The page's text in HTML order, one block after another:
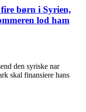
børn i Syrien,
lod ham
den syriske nar
skal finansiere hans